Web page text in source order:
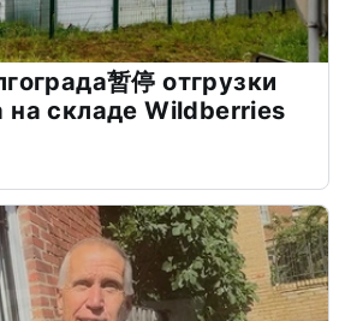
暂停 отгрузки
на складе Wildberries